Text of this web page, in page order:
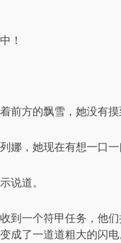
！
前方的飘雪，她没有
，她现在有想一口一
说道。
到一个符甲任务，他
成了一道道粗大的闪电